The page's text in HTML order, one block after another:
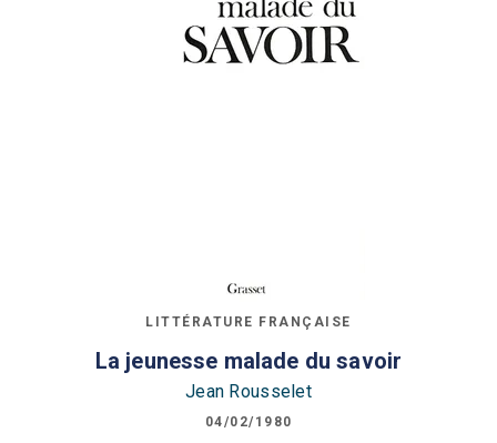
LITTÉRATURE FRANÇAISE
La jeunesse malade du savoir
Jean Rousselet
04/02/1980